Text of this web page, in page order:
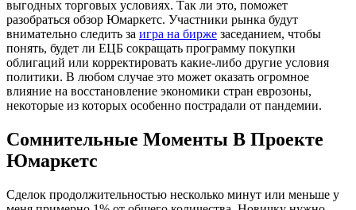
выгодных торговых условиях. Так ли это, поможет
разобраться обзор Юмаркетс. Участники рынка будут
внимательно следить за игра на бирже заседанием, чтобы
понять, будет ли ЕЦБ сокращать программу покупки
облигаций или корректировать какие-либо другие условия
политики. В любом случае это может оказать огромное
влияние на восстановление экономики стран еврозоны,
некоторые из которых особенно пострадали от пандемии.
Сомнительные Моменты В Проекте
Юмаркетс
Сделок продолжительностью несколько минут или меньше у